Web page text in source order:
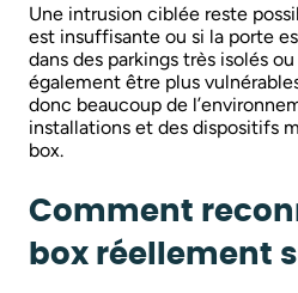
Une intrusion ciblée reste
est insuffisante ou si la porte
dans des parkings très isolés
également être plus
donc beaucoup de
installations et des dispositifs
box.
Comment
box réellement